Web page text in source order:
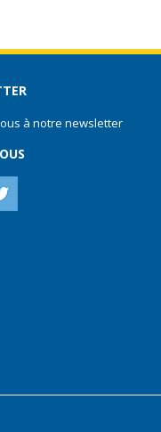
à notre newsletter